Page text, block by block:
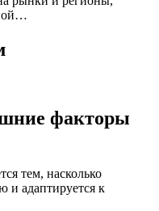
факторы
тем, насколько
и адаптируется к